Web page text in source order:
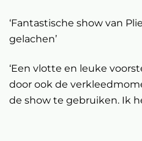
‘Fantastische show van
gelachen’
‘Een vlotte en leuke
door ook de
de show te gebruiken. Ik